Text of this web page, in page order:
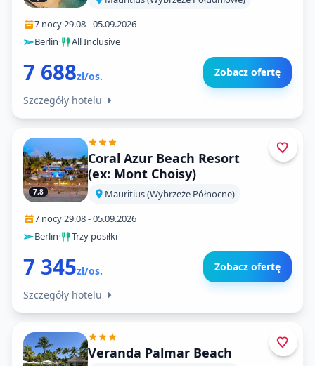
7 nocy·29.08-05.09.2026
Berlin· All Inclusive
7 688zł/os. Zobacz ofertę
Szczegóły hotelu
7,8
Coral Azur Beach Resort
(ex: Mont Choisy)
Mauritius (Wybrzeże Północne)
7 nocy·29.08-05.09.2026
Berlin· Trzy posiłki
7 345zł/os. Zobacz ofertę
Szczegóły hotelu
Veranda Palmar Beach